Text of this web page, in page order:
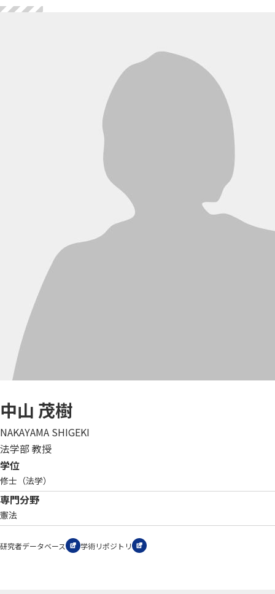
中山 茂樹
NAKAYAMA SHIGEKI
法学部 教授
学位
修士（法学）
専門分野
憲法
研究者データベース 学術リポジトリ